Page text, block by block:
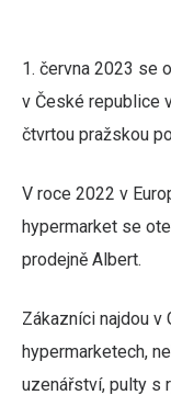
1. června 2023 se
v České republice
čtvrtou pražskou
V roce 2022 v
hypermarket se
prodejně Albert.
Zákazníci najdou v
hypermarketech,
uzenářství, pulty s